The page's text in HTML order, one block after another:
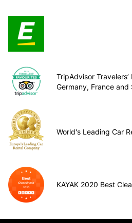
TripAdvisor
Germany, France and
World's Leading Car
KAYAK 2020 Best